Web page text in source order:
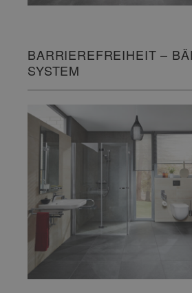
BARRIEREFREIHEIT –
SYSTEM